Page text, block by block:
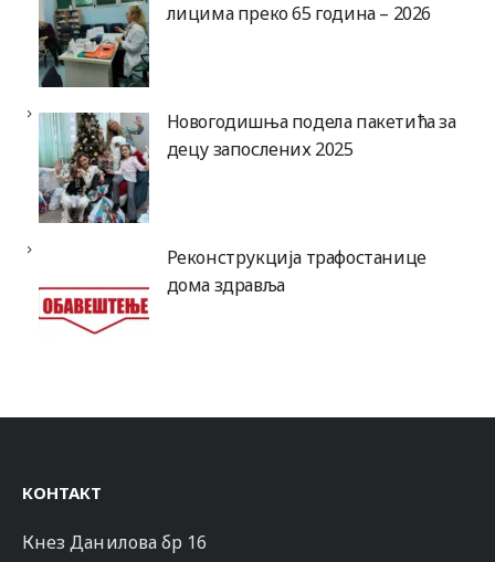
лицима преко 65 година – 2026
Новогодишња подела пакетића за
децу запослених 2025
Реконструкција трафостанице
дома здравља
КОНТАКТ
Кнез Данилова бр 16